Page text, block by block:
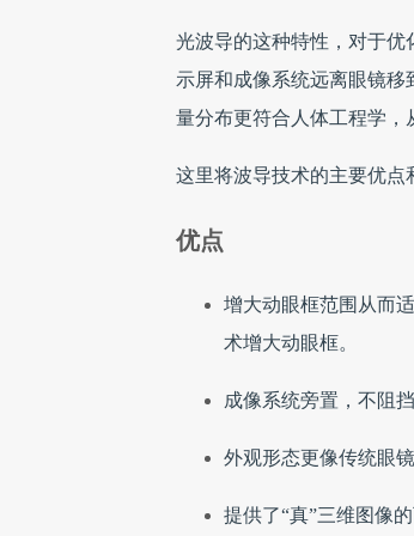
光波导的这种特性，对于优
示屏和成像系统远离眼镜
量分布更符合人体工程学，
这里将波导技术的主要优点
优点
增大动眼框范围从而
术增大动眼框。
成像系统旁置，不阻
外观形态更像传统眼
提供了“真”三维图像